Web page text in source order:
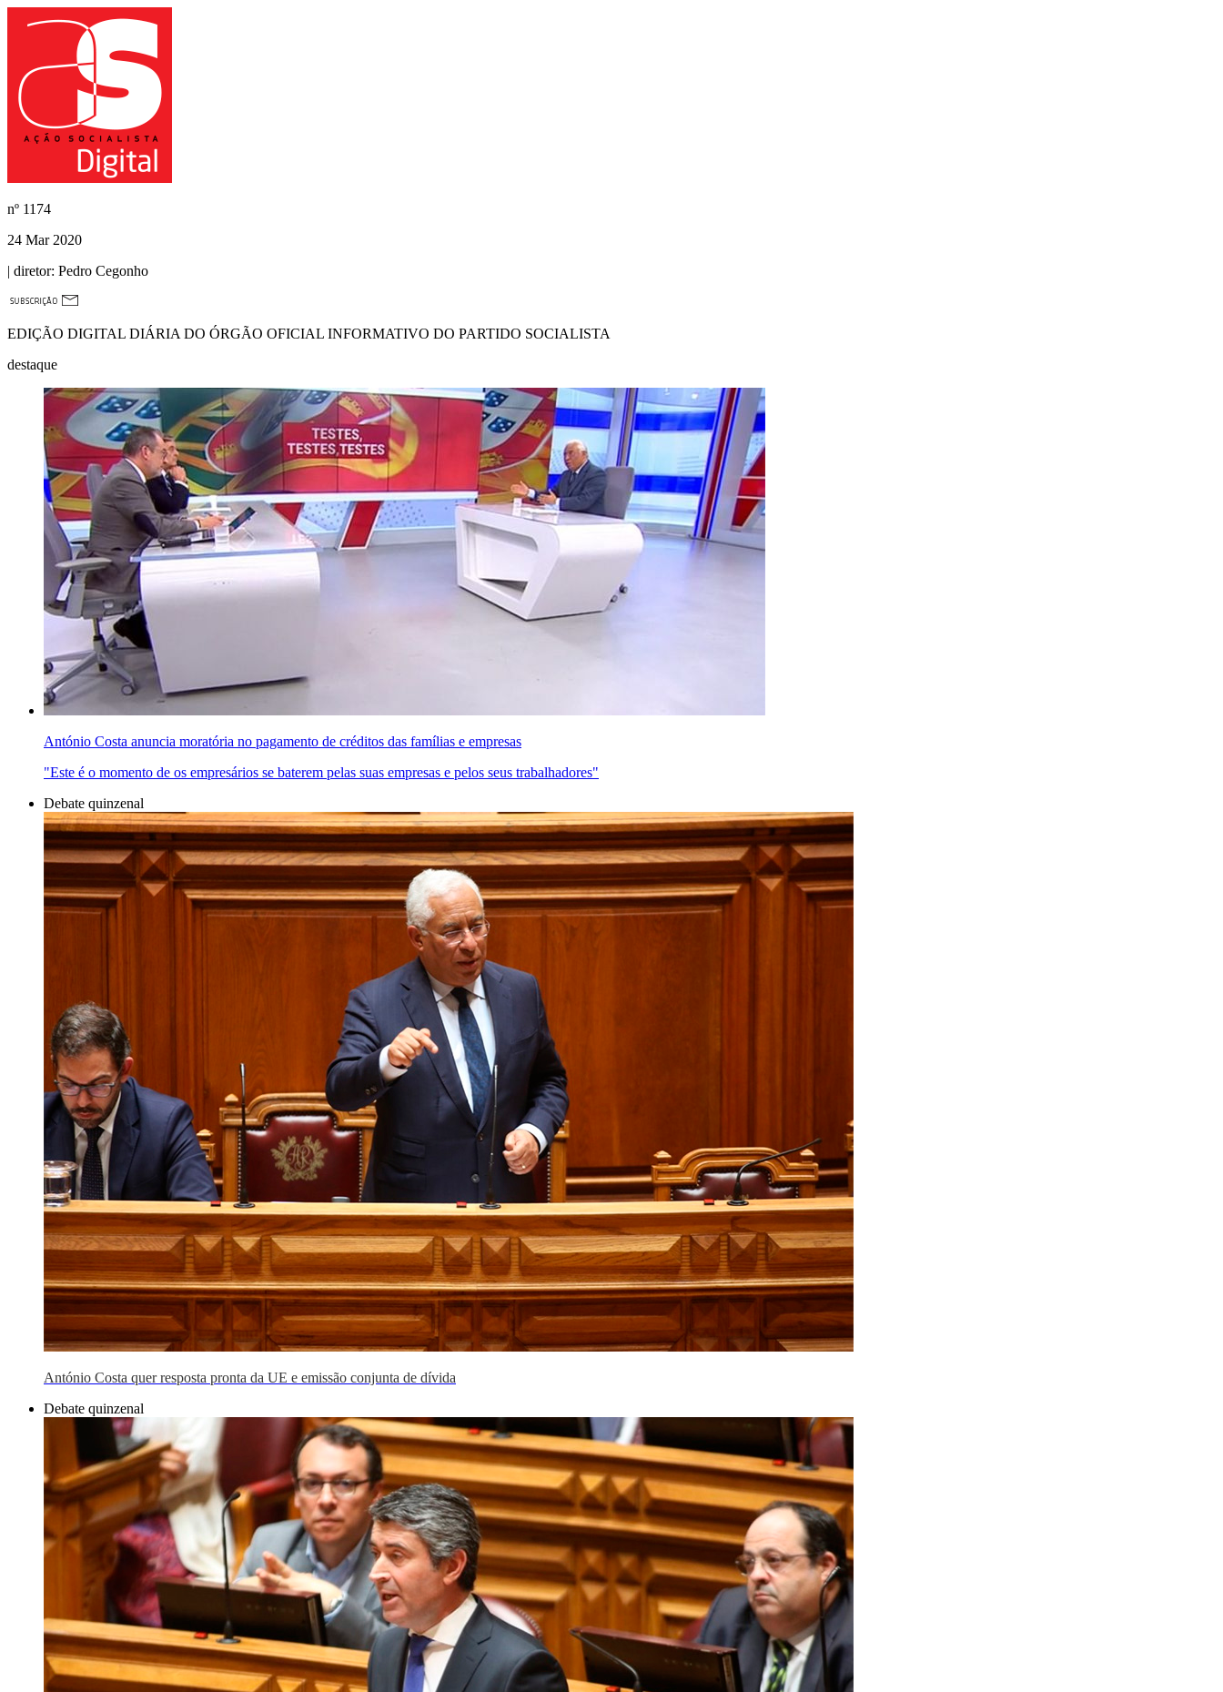
nº 1174
24 Mar 2020
| diretor: Pedro Cegonho
EDIÇÃO DIGITAL DIÁRIA DO ÓRGÃO OFICIAL INFORMATIVO DO PARTIDO SOCIALISTA
destaque
António Costa anuncia moratória no pagamento de créditos das famílias e empresas
"Este é o momento de os empresários se baterem pelas suas empresas e pelos seus trabalhadores"
Debate quinzenal
António Costa quer resposta pronta da UE e emissão conjunta de dívida
Debate quinzenal